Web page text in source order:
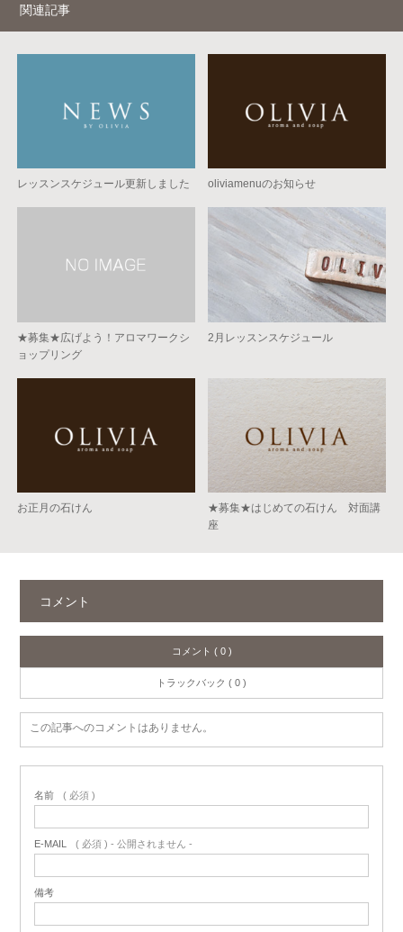
関連記事
レッスンスケジュール更新しました oliviamenuのお知らせ
★募集★広げよう！アロマワークシ
ョップリング
2月レッスンスケジュール
お正月の石けん
★募集★はじめての石けん 対面講
座
コメント
コメント ( 0 )
トラックバック ( 0 )
この記事へのコメントはありません。
名前 ( 必須 )
E-MAIL ( 必須 ) - 公開されません -
備考